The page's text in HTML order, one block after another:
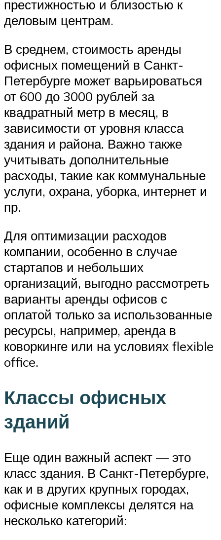
престижностью и близостью к
деловым центрам.
В среднем, стоимость аренды
офисных помещений в Санкт-
Петербурге может варьироваться
от 600 до 3000 рублей за
квадратный метр в месяц, в
зависимости от уровня класса
здания и района. Важно также
учитывать дополнительные
расходы, такие как коммунальные
услуги, охрана, уборка, интернет и
пр.
Для оптимизации расходов
компании, особенно в случае
стартапов и небольших
организаций, выгодно рассмотреть
варианты аренды офисов с
оплатой только за использованные
ресурсы, например, аренда в
коворкинге или на условиях flexible
office.
Классы офисных
зданий
Еще один важный аспект — это
класс здания. В Санкт-Петербурге,
как и в других крупных городах,
офисные комплексы делятся на
несколько категорий: